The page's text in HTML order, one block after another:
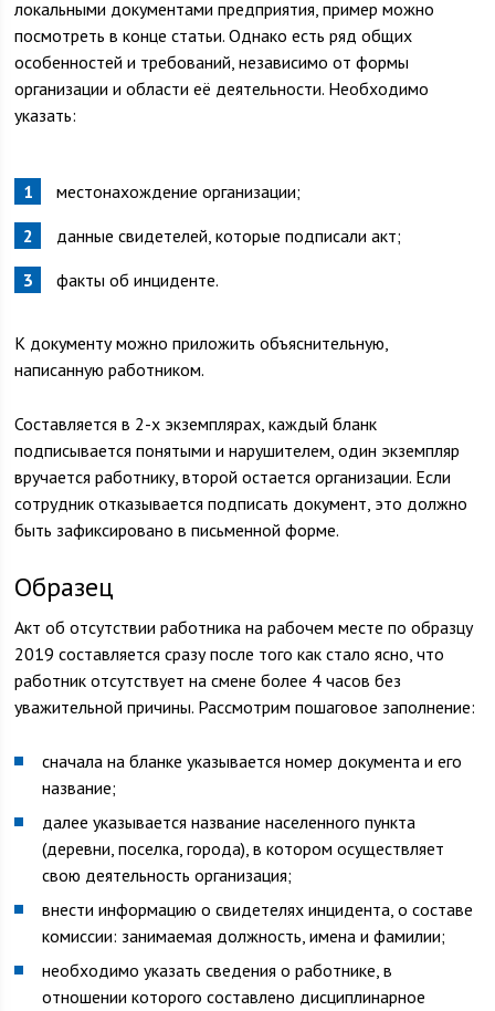
локальными документами предприятия, пример можно
посмотреть в конце статьи. Однако есть ряд общих
особенностей и требований, независимо от формы
организации и области её деятельности. Необходимо
указать:
местонахождение организации;
данные свидетелей, которые подписали акт;
факты об инциденте.
К документу можно приложить объяснительную,
написанную работником.
Составляется в 2-х экземплярах, каждый бланк
подписывается понятыми и нарушителем, один экземпляр
вручается работнику, второй остается организации. Если
сотрудник отказывается подписать документ, это должно
быть зафиксировано в письменной форме.
Образец
Акт об отсутствии работника на рабочем месте по образцу
2019 составляется сразу после того как стало ясно, что
работник отсутствует на смене более 4 часов без
уважительной причины. Рассмотрим пошаговое заполнение:
сначала на бланке указывается номер документа и его
название;
далее указывается название населенного пункта
(деревни, поселка, города), в котором осуществляет
свою деятельность организация;
внести информацию о свидетелях инцидента, о составе
комиссии: занимаемая должность, имена и фамилии;
необходимо указать сведения о работнике, в
отношении которого составлено дисциплинарное